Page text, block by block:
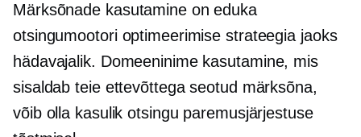
Märksõnade kasutamine on eduka
otsingumootori optimeerimise strateegia jaoks
hädavajalik. Domeeninime kasutamine, mis
sisaldab teie ettevõttega seotud märksõna,
võib olla kasulik otsingu paremusjärjestuse